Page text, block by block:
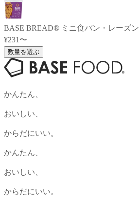
BASE BREAD® ミニ食パン・レーズン
¥231〜
数量を選ぶ
かんたん、
おいしい、
からだにいい。
かんたん、
おいしい、
からだにいい。